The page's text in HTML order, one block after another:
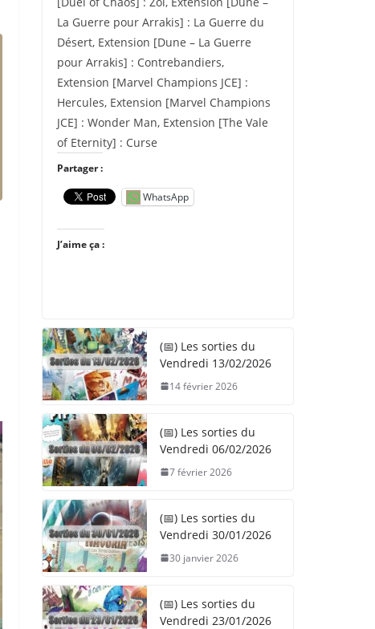
La Guerre pour Arrakis] : La Guerre du
Désert, Extension [Dune – La Guerre
pour Arrakis] : Contrebandiers,
Extension [Marvel Champions JCE] :
Hercules, Extension [Marvel Champions
JCE] : Wonder Man, Extension [The Vale
of Eternity] : Curse
Partager :
WhatsApp
J’aime ça :
(📅) Les sorties du
Vendredi 13/02/2026
14 février 2026
(📅) Les sorties du
Vendredi 06/02/2026
7 février 2026
(📅) Les sorties du
Vendredi 30/01/2026
30 janvier 2026
(📅) Les sorties du
Vendredi 23/01/2026